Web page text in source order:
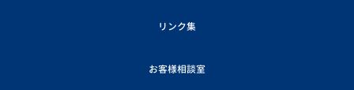
リンク集
お客様相談室